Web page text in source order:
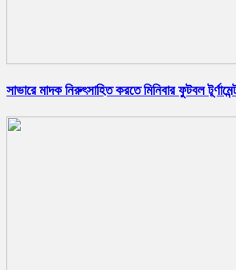
সাভারে মাদক নিরুৎসাহিত করতে মিনিবার ফুটবল